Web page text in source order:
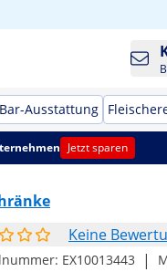
Bar-Ausstattung
Jetzt sparen
Keine
EX10013443 |